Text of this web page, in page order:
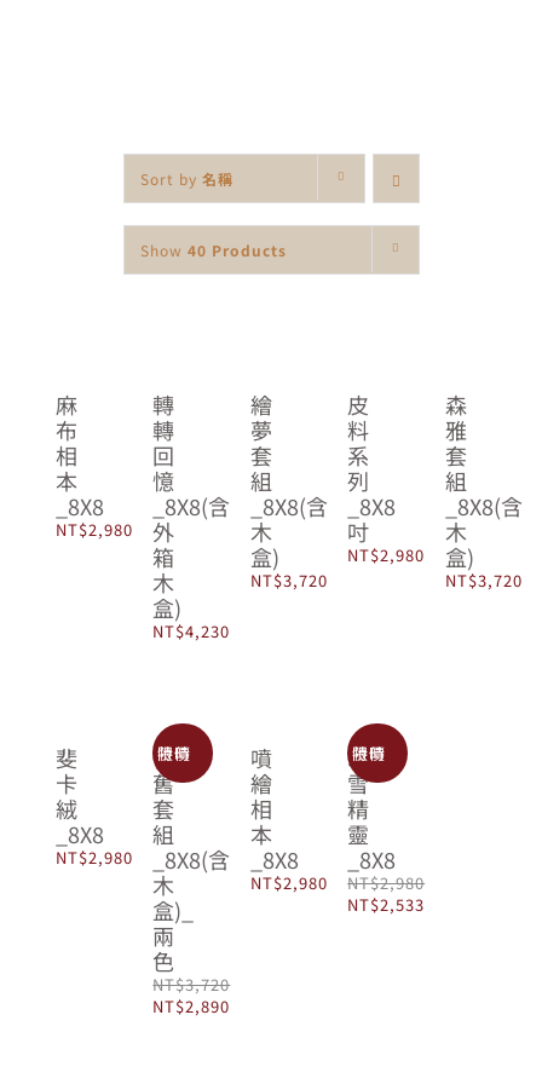
Sort by 名稱
Show 40 Products
麻
布
相
本
_8X8
NT$2,980
轉
轉
回
憶
_8X8(含
外
箱
木
盒)
NT$4,230
繪
夢
套
組
_8X8(含
木
盒)
NT$3,720
皮
料
系
列
_8X8
吋
NT$2,980
森
雅
套
組
_8X8(含
木
盒)
NT$3,720
斐
卡
絨
_8X8
NT$2,980
限時特價
懷
舊
套
組
_8X8(含
木
盒)_
兩
色
NT$3,720
原
NT$2,890
噴
繪
相
本
_8X8
NT$2,980
限時特價
Sale
雪
精
靈
_8X8
NT$2,980
原
NT$2,533